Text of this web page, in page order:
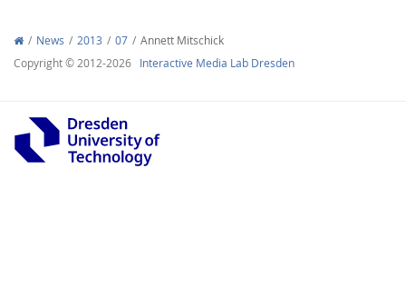
News 2013 07
Annett Mitschick
Copyright © 2012-2026 Interactive Media Lab Dresden